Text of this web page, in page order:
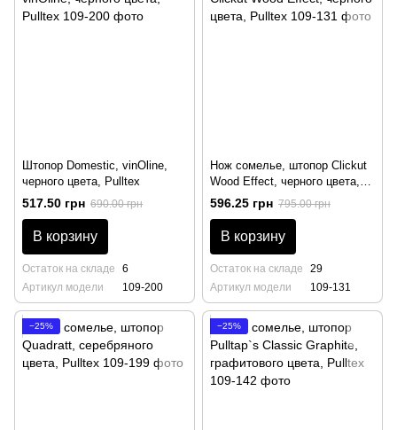
Штопор Domestic, vinOline,
черного цвета, Pulltex
517.50 грн 690.00 грн
В корзину
Остаток на складе
6
Артикул модели
109-200
Нож сомелье, штопор Clickut
Wood Effect, черного цвета,
Pulltex
596.25 грн 795.00 грн
В корзину
Остаток на складе
29
Артикул модели
109-131
−25% −25%